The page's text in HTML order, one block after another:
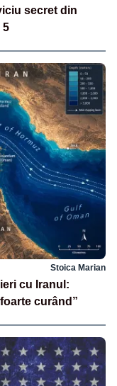
secret din
5
Stoica Marian
cu Iranul:
curând”